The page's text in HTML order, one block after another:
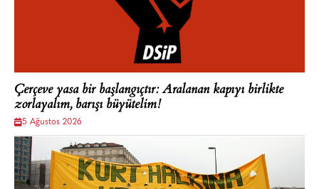
Çerçeve yasa bir başlangıçtır: Aralanan kapıyı birlikte
zorlayalım, barışı büyütelim!
5 Ağustos 2026